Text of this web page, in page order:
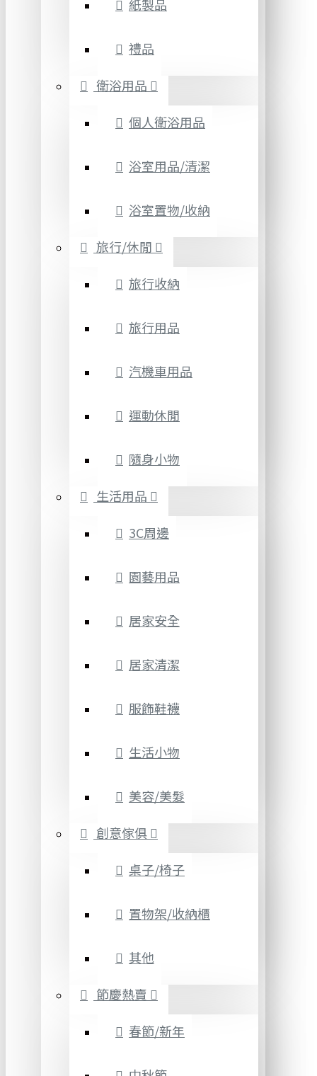
紙製品
禮品
衛浴用品
個人衛浴用品
浴室用品/清潔
浴室置物/收納
旅行/休閒
旅行收納
旅行用品
汽機車用品
運動休閒
隨身小物
生活用品
3C周邊
園藝用品
居家安全
居家清潔
服飾鞋襪
生活小物
美容/美髮
創意傢俱
桌子/椅子
置物架/收納櫃
其他
節慶熱賣
春節/新年